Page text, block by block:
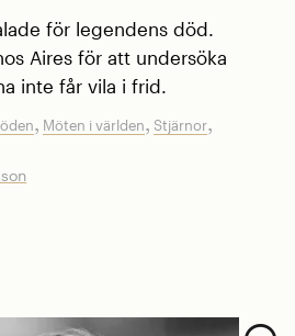
för legendens död.
Aires för att undersöka
inte får vila i frid.
, Möten i världen,Stjärnor,